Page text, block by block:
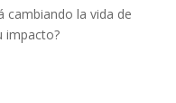
cambiando la vida de
impacto?